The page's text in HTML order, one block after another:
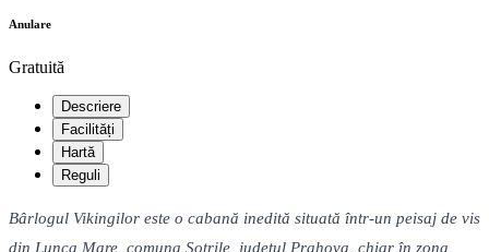
Anulare
Gratuită
Descriere
Facilități
Hartă
Reguli
Bârlogul Vikingilor este o cabană inedită situată într-un peisaj de vis
din Lunca Mare, comuna Șotrile, județul Prahova, chiar în zona